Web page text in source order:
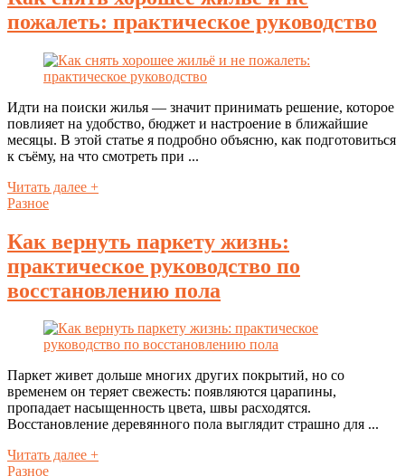
пожалеть: практическое руководство
Идти на поиски жилья — значит принимать решение, которое
повлияет на удобство, бюджет и настроение в ближайшие
месяцы. В этой статье я подробно объясню, как подготовиться
к съёму, на что смотреть при ...
Читать далее +
Разное
Как вернуть паркету жизнь:
практическое руководство по
восстановлению пола
Паркет живет дольше многих других покрытий, но со
временем он теряет свежесть: появляются царапины,
пропадает насыщенность цвета, швы расходятся.
Восстановление деревянного пола выглядит страшно для ...
Читать далее +
Разное